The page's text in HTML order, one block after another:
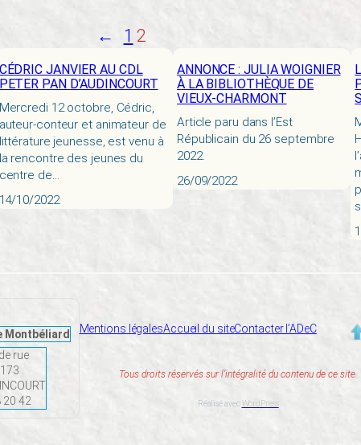
← 1 2
CÉDRIC JANVIER AU CDL
PETER PAN D’AUDINCOURT
Mercredi 12 octobre, Cédric,
auteur-conteur et animateur de
littérature jeunesse, est venu à
la rencontre des jeunes du
centre de…
14/10/2022
ANNONCE : JULIA WOIGNIER
À LA BIBLIOTHÈQUE DE
VIEUX-CHARMONT
Article paru dans l’Est
Républicain du 26 septembre
2022.
26/09/2022
Montbéliard
rue
20 42
Mentions légalesAccueil du siteContacter l’ADeC
Tous droits réservés sur l’intégralité du contenu de ce site.
Réalisé avecWordPress